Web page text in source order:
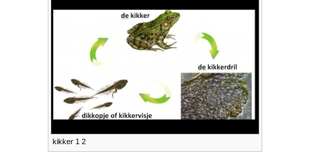
kikker 1 2